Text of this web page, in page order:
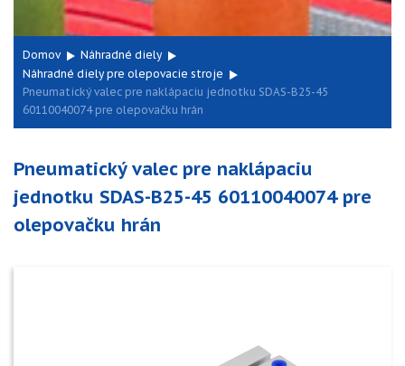
Domov
Náhradné diely
Náhradné diely pre olepovacie stroje
Pneumatický valec pre naklápaciu jednotku SDAS-B25-45
60110040074 pre olepovačku hrán
Pneumatický valec pre naklápaciu
jednotku SDAS-B25-45 60110040074 pre
olepovačku hrán